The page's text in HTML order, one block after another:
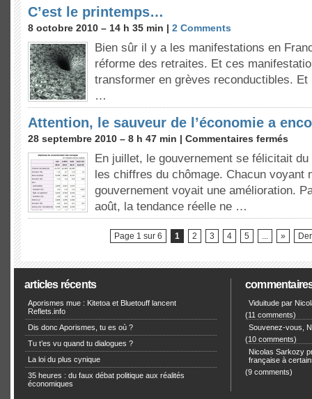
C’est le printemps…
8 octobre 2010 – 14 h 35 min | 2 Comments
Bien sûr il y a les manifestations en
réforme des retraites. Et ces
transformer en grèves reconductibles.
…
Attention, le sauveur de l’économie a
28 septembre 2010 – 8 h 47 min | Commentaires fermés
En juillet, le gouvernement se félicitait du
les chiffres du chômage. Chacun voyant
gouvernement voyait une amélioration.
août, la tendance réelle ne …
Page 1 sur 6 1 2 3 4 5 ... »
articles récents
Aporismes mue : Kitetoa et Bluetouff lancent
Reflets.info
Dis donc Aporismes, tu es où ?
Tu t’es vu quand tu dialogues ?
La loi du plus cynique
35 heures : du faux débat politique aux réalités
économiques
Viduitude par
(11 comments)
Souvenez-vous,
(10 comments)
Nicolas Sarkozy
française à
(9 comments)